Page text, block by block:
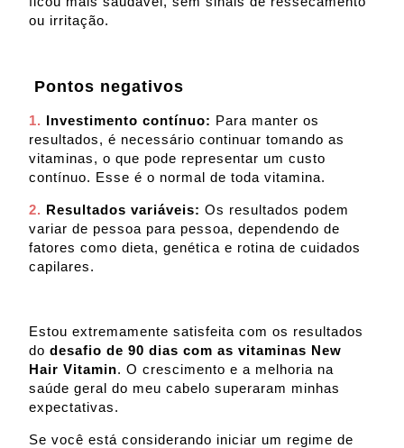
ou irritação.
Pontos negativos
1. Investimento contínuo: Para manter os
resultados, é necessário continuar tomando as
vitaminas, o que pode representar um custo
contínuo. Esse é o normal de toda vitamina.
2. Resultados variáveis: Os resultados podem
variar de pessoa para pessoa, dependendo de
fatores como dieta, genética e rotina de cuidados
capilares.
Estou extremamente satisfeita com os resultados
do desafio de 90 dias com as vitaminas New
Hair Vitamin. O crescimento e a melhoria na
saúde geral do meu cabelo superaram minhas
expectativas.
Se você está considerando iniciar um regime de